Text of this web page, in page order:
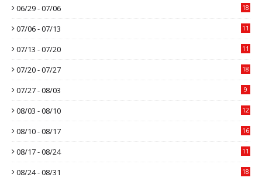
06/29 - 07/06 18
07/06 - 07/13 11
07/13 - 07/20 11
07/20 - 07/27 18
07/27 - 08/03 9
08/03 - 08/10 12
08/10 - 08/17 16
08/17 - 08/24 11
08/24 - 08/31 18